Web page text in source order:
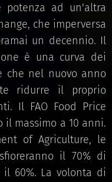
ad un'altra
che imperversa
un decennio. Il
è una curva dei
che nel nuovo anno
ridurre il proprio
Il FAO Food Price
il massimo a 10 anni.
of Agriculture, le
il 70% di
60%. La volonta di